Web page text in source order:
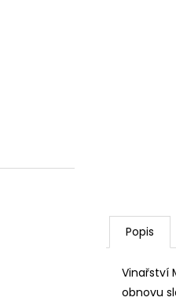
Popis
Vinařství
obnovu